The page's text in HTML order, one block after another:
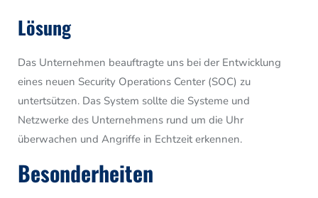
Lösung
Das Unternehmen beauftragte uns bei der Entwicklung
eines neuen Security Operations Center (SOC) zu
untertsützen. Das System sollte die Systeme und
Netzwerke des Unternehmens rund um die Uhr
überwachen und Angriffe in Echtzeit erkennen.
Besonderheiten